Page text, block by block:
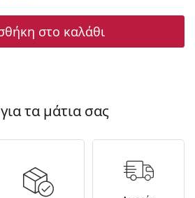
στο καλάθι
τα μάτια σας